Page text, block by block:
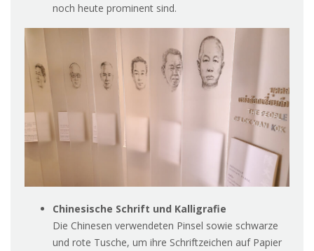
noch heute prominent sind.
Chinesische Schrift und Kalligrafie
Die Chinesen verwendeten Pinsel sowie schwarze
und rote Tusche, um ihre Schriftzeichen auf Papier